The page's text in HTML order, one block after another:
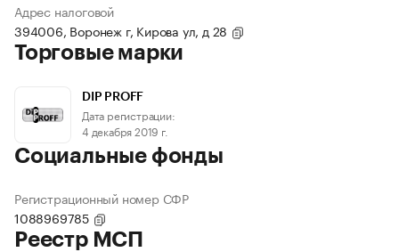
Адрес налоговой
394006, Воронеж г, Кирова ул, д 28
Торговые марки
DIP PROFF
Дата регистрации:
4 декабря 2019 г.
Социальные фонды
Регистрационный номер СФР
1088969785
Реестр МСП